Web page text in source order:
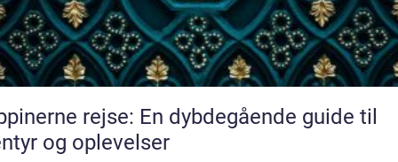
rejse: En dybdegående guide til
og oplevelser